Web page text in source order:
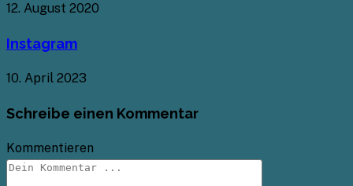
12. August 2020
Instagram
10. April 2023
Schreibe einen Kommentar
Kommentieren